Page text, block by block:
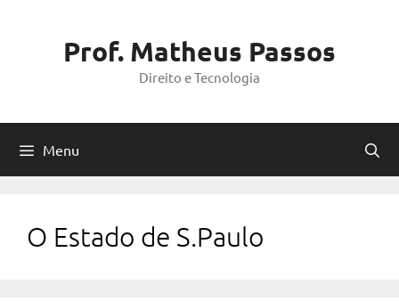
Prof. Matheus Passos
Direito e Tecnologia
Menu
O Estado de S.Paulo